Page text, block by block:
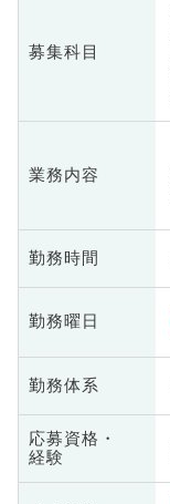
募集科目
業務内容
勤務時間
勤務曜日
勤務体系
応募資格・
経験